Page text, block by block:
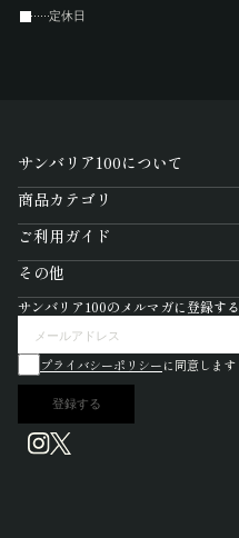
定休日
サンバリア100について
商品カテゴリ
ご利用ガイド
その他
サンバリア100のメルマガに登録する
プライバシーポリシーに同意します
登録する